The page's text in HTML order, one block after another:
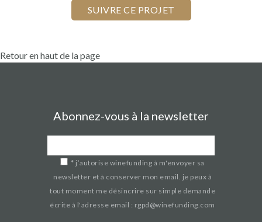
Retour en haut de la page
Abonnez-vous à la newsletter
* j’autorise winefunding à m'envoyer sa
newsletter et à conserver mon email. je peux à
tout moment me désincrire sur simple demande
écrite à l'adresse email : rgpd@winefunding.com